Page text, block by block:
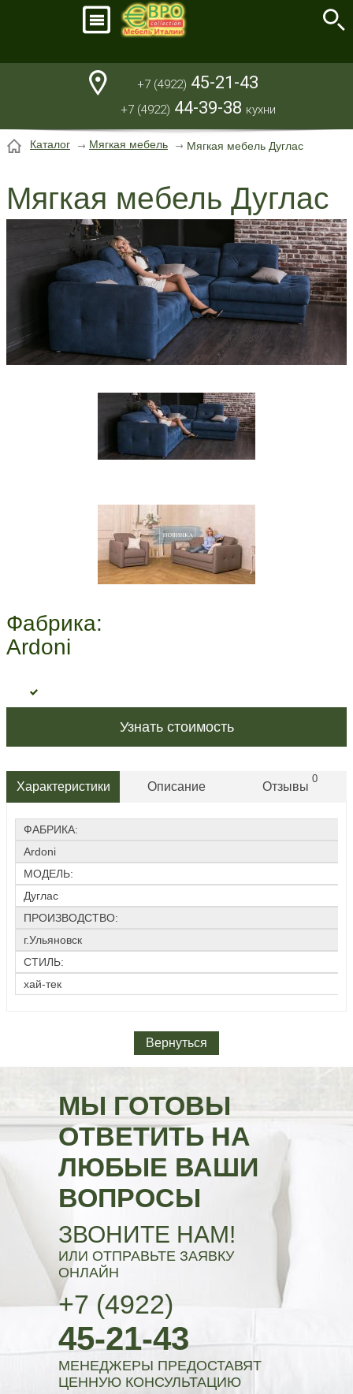
+7 (4922) 45-21-43
+7 (4922) 44-39-38 кухни
Каталог Мягкая мебель Мягкая мебель Дуглас
Мягкая мебель Дуглас
Фабрика:
Ardoni
Узнать стоимость
Характеристики Описание Отзывы
0
ФАБРИКА:
Ardoni
МОДЕЛЬ:
Дуглас
ПРОИЗВОДСТВО:
г.Ульяновск
СТИЛЬ:
хай-тек
Вернуться
МЫ ГОТОВЫ
ОТВЕТИТЬ НА
ЛЮБЫЕ ВАШИ
ВОПРОСЫ
ЗВОНИТЕ НАМ!
ИЛИ ОТПРАВЬТЕ ЗАЯВКУ
ОНЛАЙН
+7 (4922)
45-21-43
МЕНЕДЖЕРЫ ПРЕДОСТАВЯТ
ЦЕННУЮ КОНСУЛЬТАЦИЮ